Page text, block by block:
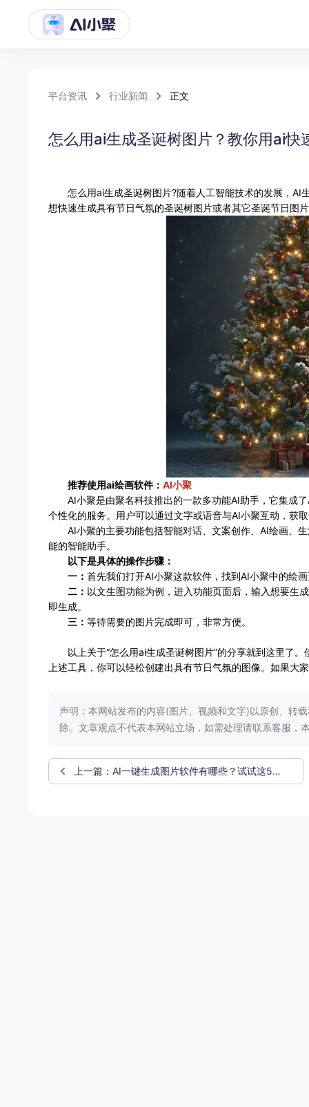
平台资讯 行业新闻 正文
怎么用ai生成圣诞树图片？教你用ai快
怎么用ai生成圣诞树图片?随着人工智能技术的发展，AI
想快速生成具有节日气氛的圣诞树图片或者其它圣诞节日图
推荐使用ai绘画软件： AI小聚
AI小聚是由聚名科技推出的一款多功能AI助手，它集成了
个性化的服务。用户可以通过文字或语音与AI小聚互动，获
AI小聚的主要功能包括智能对话、文案创作、AI绘画、生
能的智能助手。
以下是具体的操作步骤：
一： 首先我们打开AI小聚这款软件，找到AI小聚中的绘
二： 以文生图功能为例，进入功能页面后，输入想要生
即生成。
三： 等待需要的图片完成即可，非常方便。
以上关于“怎么用ai生成圣诞树图片”的分享就到这里了。
上述工具，你可以轻松创建出具有节日气氛的图像。如果大
声明：本网站发布的内容(图片、视频和文字)以原创、转
除。文章观点不代表本网站立场，如需处理请联系客服，
上一篇：AI一键生成图片软件有哪些？试试这5款AI绘画软件！